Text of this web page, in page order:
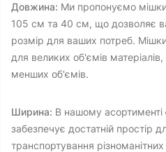
Довжина: Ми пропонуємо
105 см та 40 см, що дозволяє
розмір для ваших потреб.
для великих об'ємів
менших об'ємів.
Ширина: В нашому
забезпечує достатній простір
транспортування